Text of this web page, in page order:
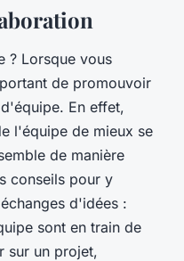
? Lorsque vous
de promouvoir
En effet,
l'équipe de mieux se
de manière
conseils pour y
d'idées :
sont en train de
sur un projet,